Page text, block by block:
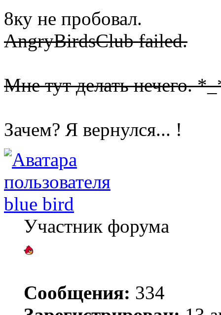
8ку не пробовал.
AngryBirdsClub failed.
Мне тут делать нечего.
Зачем? Я вернулся... !
blue bird
Участник форума
Сообщения: 334